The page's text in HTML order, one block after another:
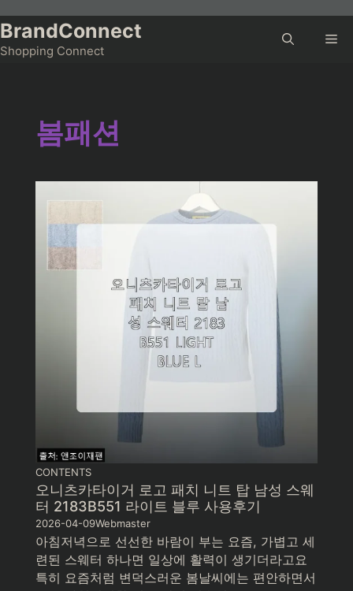
to
content
BrandConnect
Shopping Connect
봄패션
CONTENTS
오니츠카타이거 로고 패치 니트 탑 남성 스웨
터 2183B551 라이트 블루 사용후기
2026-04-09Webmaster
아침저녁으로 선선한 바람이 부는 요즘, 가볍고 세
련된 스웨터 하나면 일상에 활력이 생기더라고요
특히 요즘처럼 변덕스러운 봄날씨에는 편안하면서